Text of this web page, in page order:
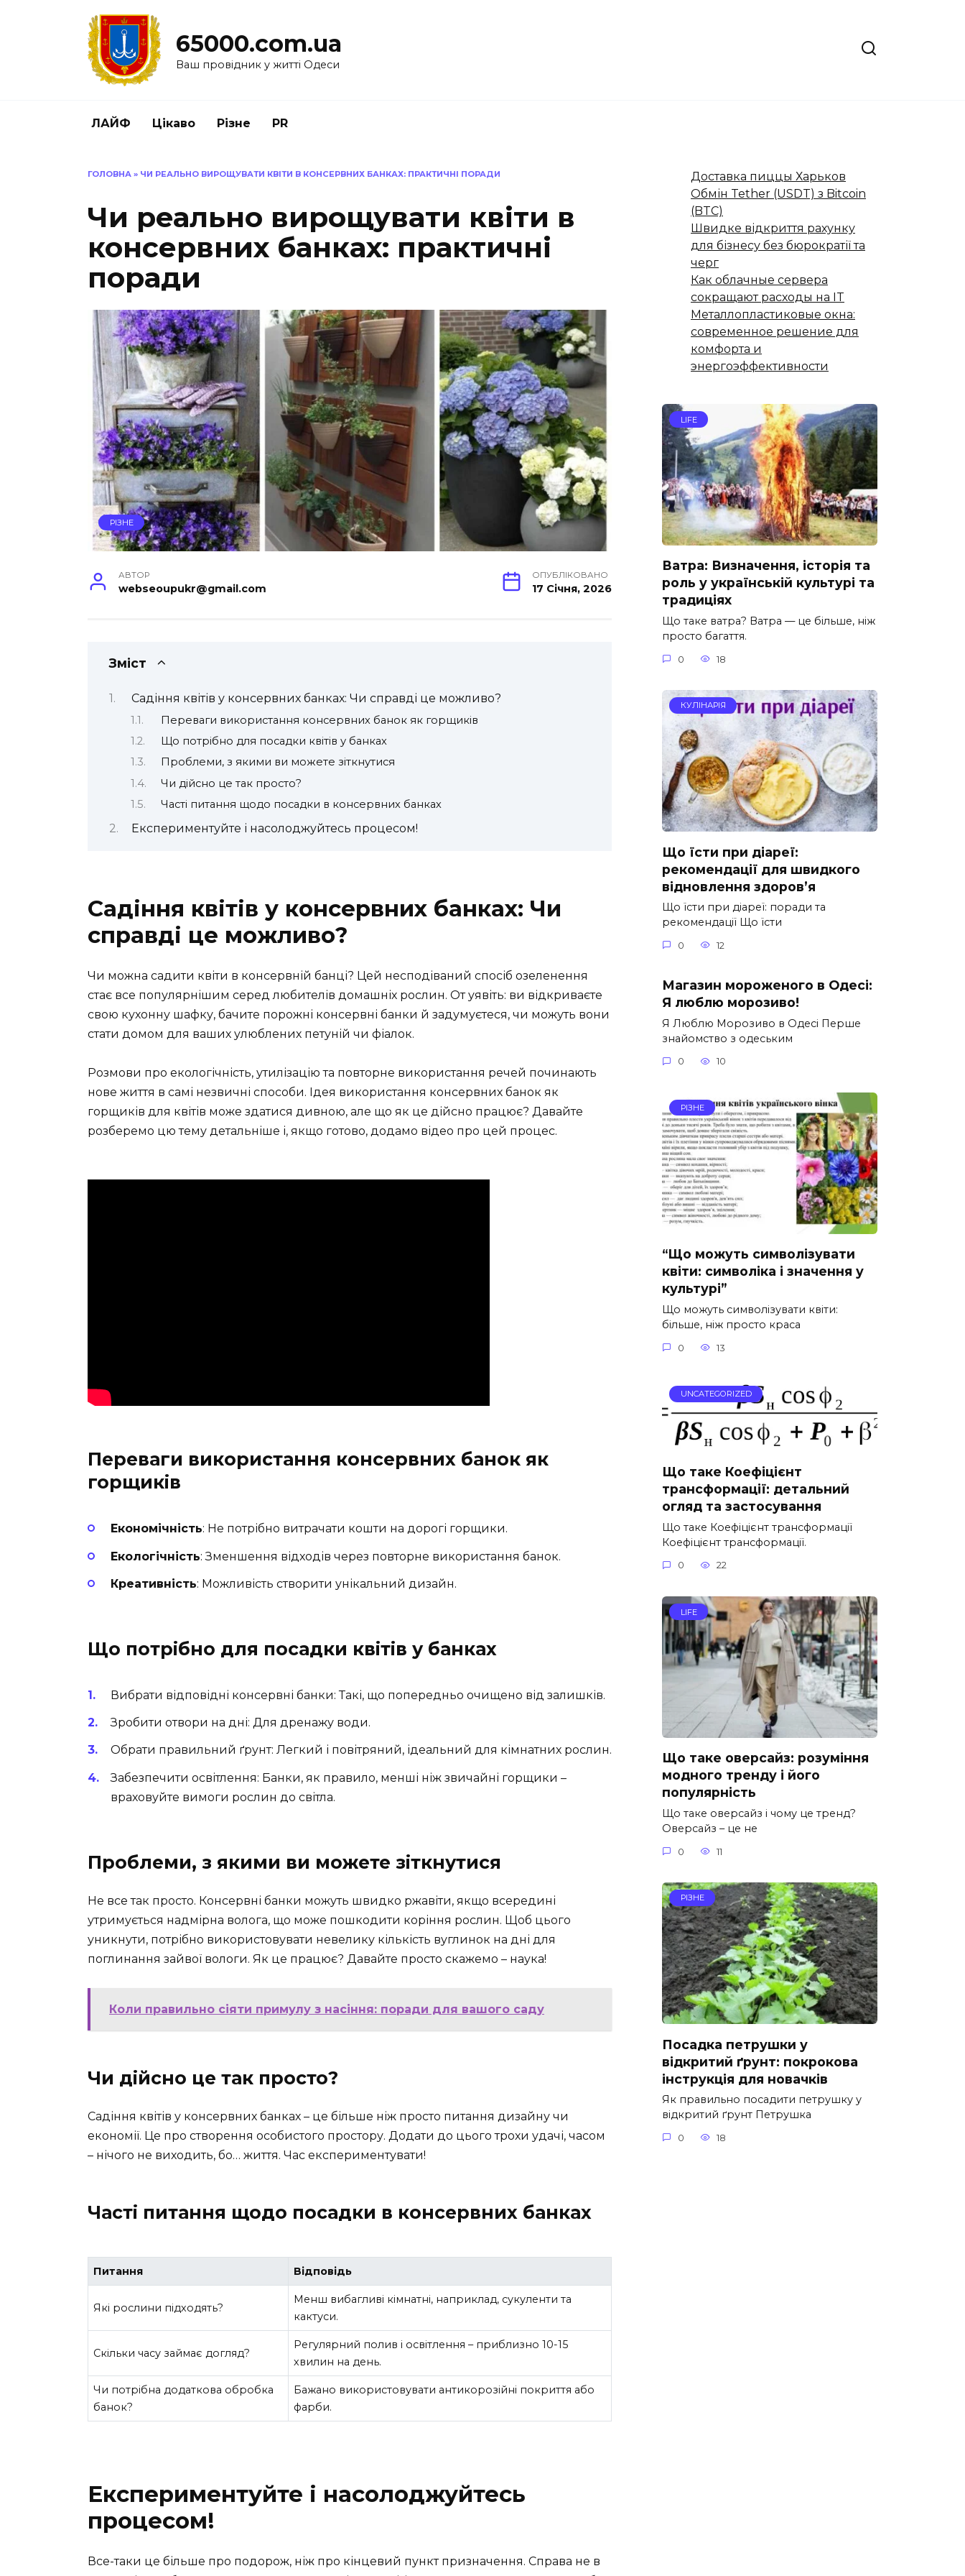
65000.com.ua
Ваш провідник у житті Одеси
ЛАЙФ Цікаво Різне PR
ГОЛОВНА » ЧИ РЕАЛЬНО ВИРОЩУВАТИ КВІТИ В КОНСЕРВНИХ БАНКАХ: ПРАКТИЧНІ ПОРАДИ
Чи реально вирощувати квіти в
консервних банках: практичні
поради
РІЗНЕ
АВТОР
webseoupukr@gmail.com
ОПУБЛІКОВАНО
17 Січня, 2026
Зміст
Садіння квітів у консервних банках: Чи справді це можливо?
Переваги використання консервних банок як горщиків
Що потрібно для посадки квітів у банках
Проблеми, з якими ви можете зіткнутися
Чи дійсно це так просто?
Часті питання щодо посадки в консервних банках
Експериментуйте і насолоджуйтесь процесом!
Садіння квітів у консервних банках: Чи
справді це можливо?
Чи можна садити квіти в консервній банці? Цей несподіваний спосіб озеленення
стає все популярнішим серед любителів домашніх рослин. От уявіть: ви відкриваєте
свою кухонну шафку, бачите порожні консервні банки й задумуєтеся, чи можуть вони
стати домом для ваших улюблених петуній чи фіалок.
Розмови про екологічність, утилізацію та повторне використання речей починають
нове життя в самі незвичні способи. Ідея використання консервних банок як
горщиків для квітів може здатися дивною, але що як це дійсно працює? Давайте
розберемо цю тему детальніше і, якщо готово, додамо відео про цей процес.
Переваги використання консервних банок як
горщиків
Економічність: Не потрібно витрачати кошти на дорогі горщики.
Екологічність: Зменшення відходів через повторне використання банок.
Креативність: Можливість створити унікальний дизайн.
Що потрібно для посадки квітів у банках
Вибрати відповідні консервні банки: Такі, що попередньо очищено від залишків.
Зробити отвори на дні: Для дренажу води.
Обрати правильний ґрунт: Легкий і повітряний, ідеальний для кімнатних рослин.
Забезпечити освітлення: Банки, як правило, менші ніж звичайні горщики –
враховуйте вимоги рослин до світла.
Проблеми, з якими ви можете зіткнутися
Не все так просто. Консервні банки можуть швидко ржавіти, якщо всередині
утримується надмірна волога, що може пошкодити коріння рослин. Щоб цього
уникнути, потрібно використовувати невелику кількість вуглинок на дні для
поглинання зайвої вологи. Як це працює? Давайте просто скажемо – наука!
Коли правильно сіяти примулу з насіння: поради для вашого саду
Чи дійсно це так просто?
Садіння квітів у консервних банках – це більше ніж просто питання дизайну чи
економії. Це про створення особистого простору. Додати до цього трохи удачі, часом
– нічого не виходить, бо… життя. Час експериментувати!
Часті питання щодо посадки в консервних банках
Питання Відповідь
Які рослини підходять?
Менш вибагливі кімнатні, наприклад, сукуленти та
кактуси.
Скільки часу займає догляд?
Регулярний полив і освітлення – приблизно 10-15
хвилин на день.
Чи потрібна додаткова обробка
банок?
Бажано використовувати антикорозійні покриття або
фарби.
Експериментуйте і насолоджуйтесь
процесом!
Все-таки це більше про подорож, ніж про кінцевий пункт призначення. Справа не в
Доставка пиццы Харьков
Обмін Tether (USDT) з Bitcoin
(BTC)
Швидке відкриття рахунку
для бізнесу без бюрократії та
черг
Как облачные сервера
сокращают расходы на IT
Металлопластиковые окна:
современное решение для
комфорта и
энергоэффективности
LIFE
Ватра: Визначення, історія та
роль у українській культурі та
традиціях
Що таке ватра? Ватра — це більше, ніж
просто багаття.
0 18
КУЛІНАРІЯ
Що їсти при діареї:
рекомендації для швидкого
відновлення здоров’я
Що їсти при діареї: поради та
рекомендації Що їсти
0 12
Магазин мороженого в Одесі:
Я люблю морозиво!
Я Люблю Морозиво в Одесі Перше
знайомство з одеським
0 10
РІЗНЕ
“Що можуть символізувати
квіти: символіка і значення у
культурі”
Що можуть символізувати квіти:
більше, ніж просто краса
0 13
UNCATEGORIZED
Що таке Коефіцієнт
трансформації: детальний
огляд та застосування
Що таке Коефіцієнт трансформації
Коефіцієнт трансформації.
0 22
LIFE
Що таке оверсайз: розуміння
модного тренду і його
популярність
Що таке оверсайз і чому це тренд?
Оверсайз – це не
0 11
РІЗНЕ
Посадка петрушки у
відкритий ґрунт: покрокова
інструкція для новачків
Як правильно посадити петрушку у
відкритий ґрунт Петрушка
0 18